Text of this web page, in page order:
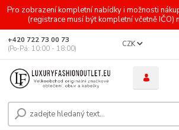
Pro zobrazení kompletní nabídky i možnosti
(registrace musí být kompletní včetně IČO)
CZK
+420 722 73 00 73
(Po-Pá: 10:00 - 18:00)